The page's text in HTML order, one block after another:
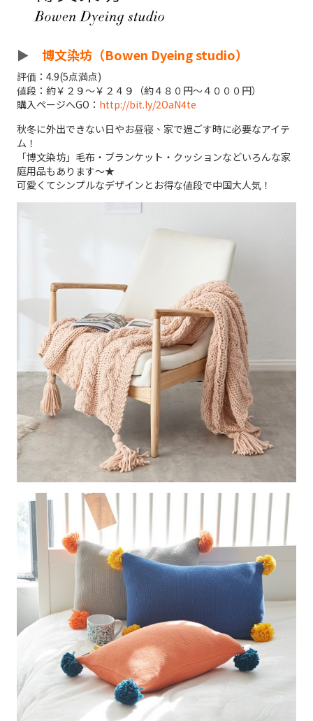
► 博文染坊（Bowen Dyeing studio）
評価：4.9(5点満点)
値段：約￥２９～￥２４９（約４８０円～４０００円）
購入ページへGO： http://bit.ly/2OaN4te
秋冬に外出できない日やお昼寝、家で過ごす時に必要なアイテ
ム！
「博文染坊」毛布・ブランケット・クッションなどいろんな家
庭用品もあります～★
可愛くてシンプルなデザインとお得な値段で中国大人気！